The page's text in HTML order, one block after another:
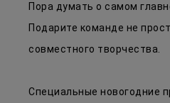
Пора думать о самом
Подарите команде не
совместного творчества.
Специальные новогодние